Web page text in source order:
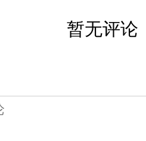
暂无评论